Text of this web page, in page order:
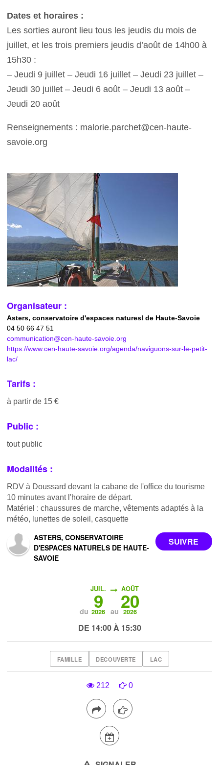
Dates et horaires :
Les sorties auront lieu tous les jeudis du mois de
juillet, et les trois premiers jeudis d’août de 14h00 à
15h30 :
– Jeudi 9 juillet – Jeudi 16 juillet – Jeudi 23 juillet –
Jeudi 30 juillet – Jeudi 6 août – Jeudi 13 août –
Jeudi 20 août
Renseignements : malorie.parchet@cen-haute-
savoie.org
Organisateur :
Asters, conservatoire d'espaces naturesl de Haute-Savoie
04 50 66 47 51
communication@cen-haute-savoie.org
https://www.cen-haute-savoie.org/agenda/naviguons-sur-le-petit-
lac/
Tarifs :
à partir de 15 €
Public :
tout public
Modalités :
RDV à Doussard devant la cabane de l'office du tourisme
10 minutes avant l'horaire de départ.
Matériel : chaussures de marche, vêtements adaptés à la
météo, lunettes de soleil, casquette
ASTERS, CONSERVATOIRE
D'ESPACES NATURELS DE HAUTE-
SAVOIE
du
JUIL.
9
2026 au
AOÛT
20
2026
DE 14:00 À 15:30
FAMILLE DECOUVERTE LAC
212 0